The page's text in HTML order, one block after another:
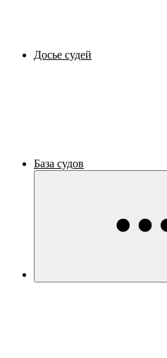
Досье судей
База судов